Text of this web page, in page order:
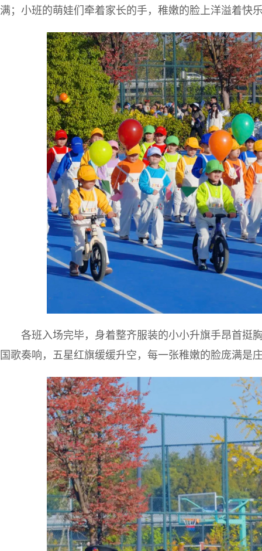
满；小班的萌娃们牵着家长的手，稚嫩的脸上洋溢着快
各班入场完毕，身着整齐服装的小小升旗手昂首挺
国歌奏响，五星红旗缓缓升空，每一张稚嫩的脸庞满是